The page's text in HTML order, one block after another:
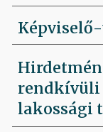
rendkívüli
lakossági